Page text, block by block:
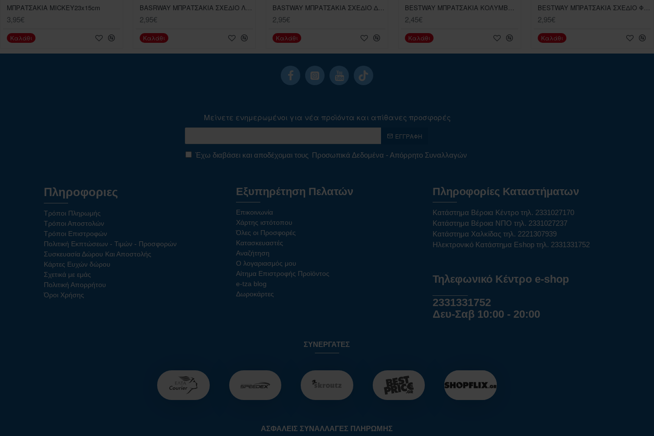
ΜΠΡΑΤΣΑΚΙΑ MICKEY23x15cm
3,95€
Καλάθι
2,95€
Καλάθι
BASTWAY ΜΠΡΑΤΣΑΚΙΑ ΣΧΕΔΙΟ ΔΡΑΚΟΣ 23Χ15 ΕΚ
2,95€
Καλάθι
2,45€
Καλάθι
2,95€
Καλάθι
Μείνετε ενημερωμένοι για νέα προϊόντα και απίθανες προσφορές
ΕΓΓΡΑΦΉ
Έχω διαβάσει και αποδέχομαι τους Προσωπικά Δεδομένα - Απόρρητο Συναλλαγών
Πληροφοριες
Τρόποι Πληρωμής
Τρόποι Αποστολών
Τρόποι Επιστροφών
Πολιτική Εκπτώσεων - Τιμών - Προσφορών
Συσκευασία Δώρου Και Αποστολής
Κάρτες Ευχών δώρου
Σχετικά με εμάς
Πολιτική Απορρήτου
Όροι Χρήσης
Εξυπηρέτηση Πελατών
Επικοινωνία
Χάρτης ιστότοπου
Όλες οι Προσφορές
Κατασκευαστές
Αναζήτηση
Ο λογαριασμός μου
Αίτημα Επιστροφής Προϊόντος
e-tza blog
Δωροκάρτες
Πληροφορίες Καταστήματων
Κατάστημα Βέροια Κέντρο τηλ. 2331027170
Κατάστημα Βέροια ΝΠΟ τηλ. 2331027237
Κατάστημα Χαλκίδας τηλ. 2221307939
Ηλεκτρονικό Κατάστημα Eshop τηλ. 2331331752
Τηλεφωνικό Κέντρο e-shop
2331331752
Δευ-Σαβ 10:00 - 20:00
ΣΥΝΕΡΓΆΤΕΣ
ΑΣΦΑΛΕΊΣ ΣΥΝΑΛΛΑΓΈΣ ΠΛΗΡΩΜΉΣ